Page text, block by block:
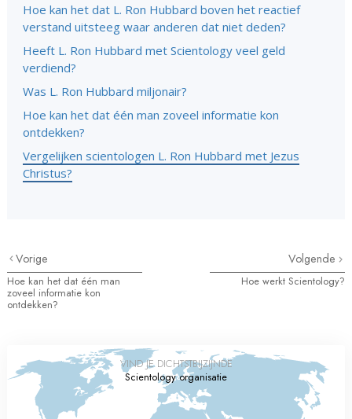
Hoe kan het dat L. Ron Hubbard boven het reactief
verstand uitsteeg waar anderen dat niet deden?
Heeft L. Ron Hubbard met Scientology veel geld
verdiend?
Was L. Ron Hubbard miljonair?
Hoe kan het dat één man zoveel informatie kon
ontdekken?
Vergelijken scientologen L. Ron Hubbard met Jezus
Christus?
Vorige
Hoe kan het dat één man
zoveel informatie kon
ontdekken?
Volgende
Hoe werkt Scientology?
VIND JE DICHTSTBIJZIJNDE
Scientology organisatie